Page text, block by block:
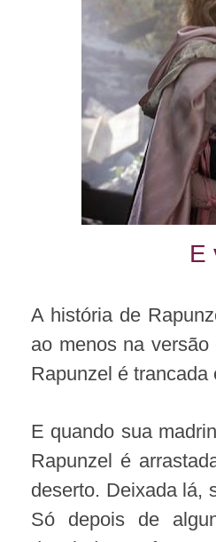
E
A história de
ao menos na versão
Rapunzel é trancada
E quando sua
Rapunzel é
deserto. Deixada lá,
Só depois de